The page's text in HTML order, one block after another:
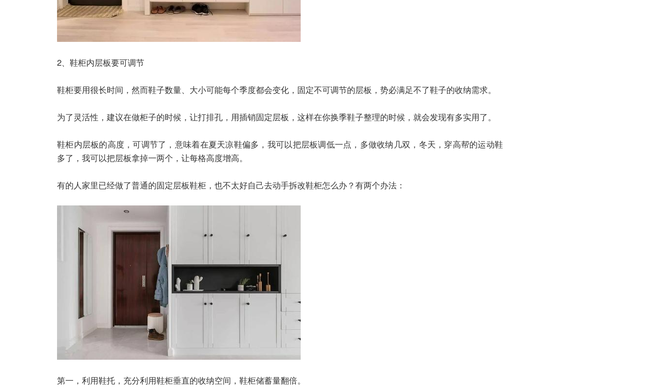
2、鞋柜内层板要可调节
鞋柜要用很长时间，然而鞋子数量、大小可能每个季度都会变化，固定不可调节的层板，势必满足不了鞋子的收纳需求。
为了灵活性，建议在做柜子的时候，让打排孔，用插销固定层板，这样在你换季鞋子整理的时候，就会发现有多实用了。
鞋柜内层板的高度，可调节了，意味着在夏天凉鞋偏多，我可以把层板调低一点，多做收纳几双，冬天，穿高帮的运动鞋
多了，我可以把层板拿掉一两个，让每格高度增高。
有的人家里已经做了普通的固定层板鞋柜，也不太好自己去动手拆改鞋柜怎么办？有两个办法：
第一，利用鞋托，充分利用鞋柜垂直的收纳空间，鞋柜储蓄量翻倍。